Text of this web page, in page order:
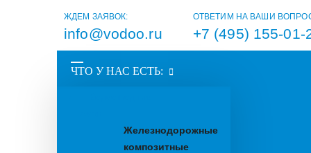
ЖДЕМ ЗАЯВОК:
info@vodoo.ru
ОТВЕТИМ НА ВАШИ
+7 (495) 155-01-
ЧТО У НАС ЕСТЬ:
Железнодорожные
композитные